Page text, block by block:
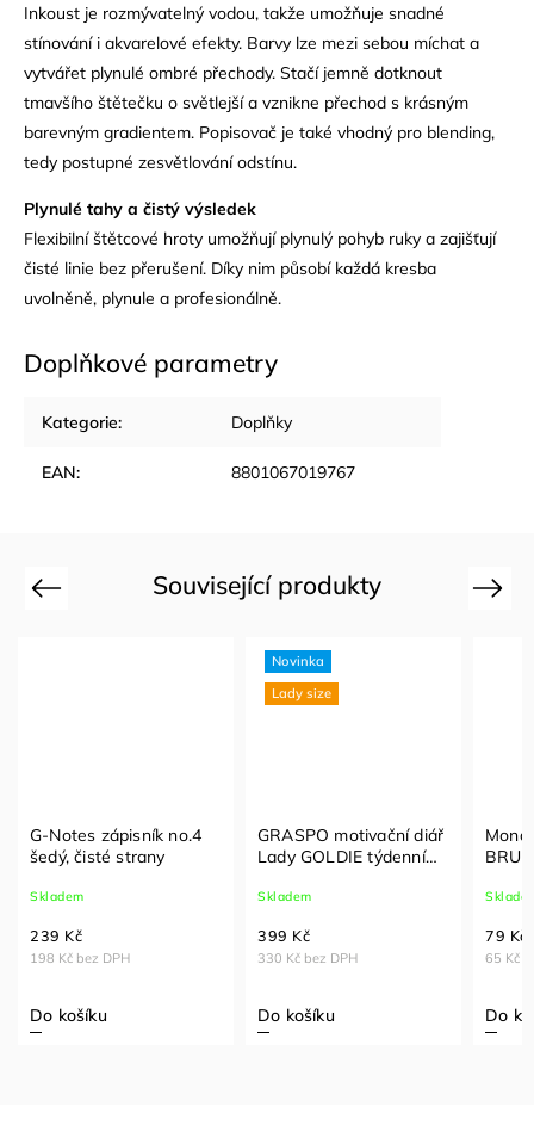
Inkoust je rozmývatelný vodou, takže umožňuje snadné
stínování i akvarelové efekty. Barvy lze mezi sebou míchat a
vytvářet plynulé ombré přechody. Stačí jemně dotknout
tmavšího štětečku o světlejší a vznikne přechod s krásným
barevným gradientem. Popisovač je také vhodný pro blending,
tedy postupné zesvětlování odstínu.
Plynulé tahy a čistý výsledek
Flexibilní štětcové hroty umožňují plynulý pohyb ruky a zajišťují
čisté linie bez přerušení. Díky nim působí každá kresba
uvolněně, plynule a profesionálně.
Doplňkové parametry
Kategorie: Doplňky
EAN: 8801067019767
Související produkty
Previous
G-Notes zápisník no.4
šedý, čisté strany
Skladem
198 Kč bez DPH
239 Kč
Do košíku
Novinka
Lady size
GRASPO motivační diář
Lady GOLDIE týdenní
Skladem
330 Kč bez DPH
399 Kč
Do košíku
65 Kč
79 Kč
Do
Next